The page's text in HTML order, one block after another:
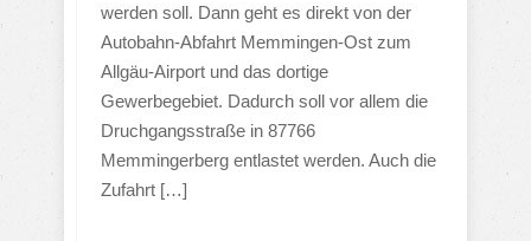
werden soll. Dann geht es direkt von der
Autobahn-Abfahrt Memmingen-Ost zum
Allgäu-Airport und das dortige
Gewerbegebiet. Dadurch soll vor allem die
Druchgangsstraße in 87766
Memmingerberg entlastet werden. Auch die
Zufahrt […]